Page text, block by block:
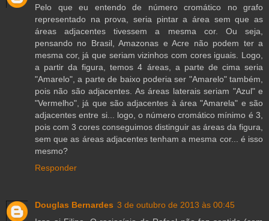
Pelo que eu entendo de número cromático no grafo
representado na prova, seria pintar a área sem que as
áreas adjacentes tivessem a mesma cor. Ou seja,
pensando no Brasil, Amazonas e Acre não podem ter a
mesma cor, já que seriam vizinhos com cores iguais. Logo,
a partir da figura, temos 4 áreas, a parte de cima seria
"Amarelo", a parte de baixo poderia ser "Amarelo" também,
pois não são adjacentes. As áreas laterais seriam "Azul" e
"Vermelho", já que são adjacentes à área "Amarela" e são
adjacentes entre si... logo, o número cromático mínimo é 3,
pois com 3 cores conseguimos distinguir as áreas da figura,
sem que as áreas adjacentes tenham a mesma cor... é isso
mesmo?
Responder
Douglas Bernardes 3 de outubro de 2013 às 00:45